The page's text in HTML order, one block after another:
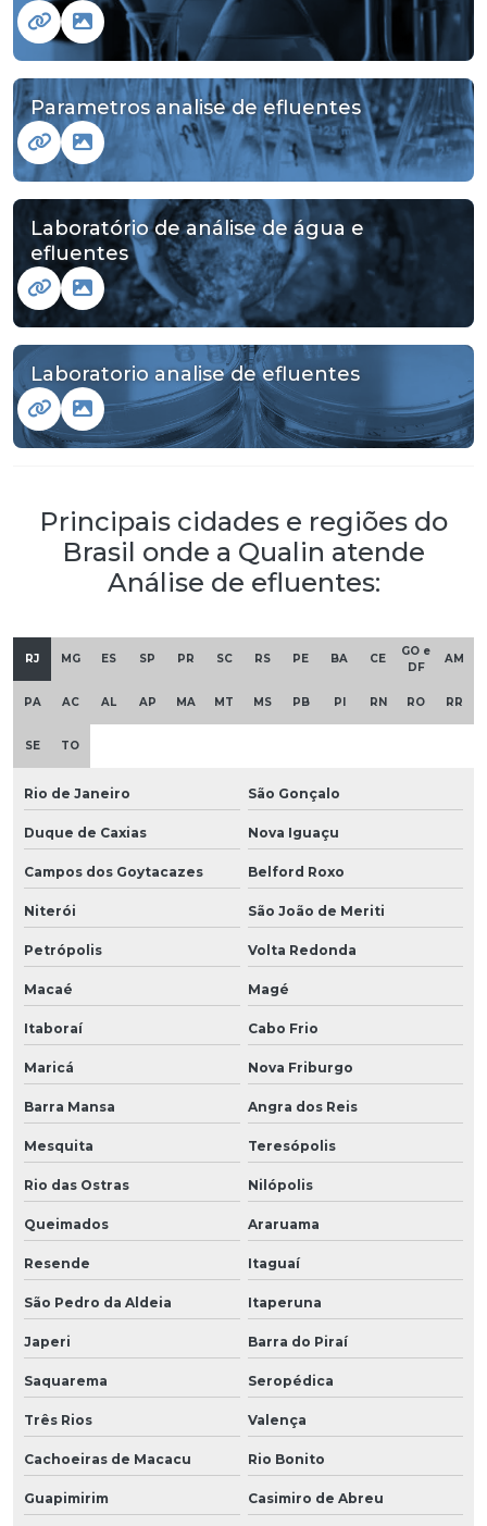
Parametros analise de efluentes
Laboratório de análise de água e
efluentes
Laboratorio analise de efluentes
Principais cidades e regiões do
Brasil onde a Qualin atende
Análise de efluentes:
RJ MG ES SP PR SC RS PE BA CE
GO e
DF
AM
PA AC AL AP MA MT MS PB PI RN RO RR
SE TO
Rio de Janeiro São Gonçalo
Duque de Caxias Nova Iguaçu
Campos dos Goytacazes Belford Roxo
Niterói São João de Meriti
Petrópolis Volta Redonda
Macaé Magé
Itaboraí Cabo Frio
Maricá Nova Friburgo
Barra Mansa Angra dos Reis
Mesquita Teresópolis
Rio das Ostras Nilópolis
Queimados Araruama
Resende Itaguaí
São Pedro da Aldeia Itaperuna
Japeri Barra do Piraí
Saquarema Seropédica
Três Rios Valença
Cachoeiras de Macacu Rio Bonito
Guapimirim Casimiro de Abreu